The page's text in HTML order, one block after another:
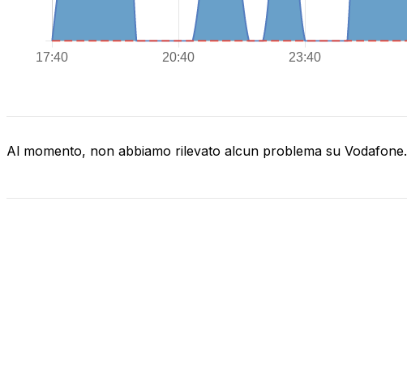
Al momento, non abbiamo rilevato alcun problema su Vodafone.